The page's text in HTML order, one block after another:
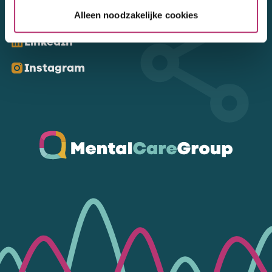
Alleen noodzakelijke cookies
Kom ons volgen
LinkedIn
Instagram